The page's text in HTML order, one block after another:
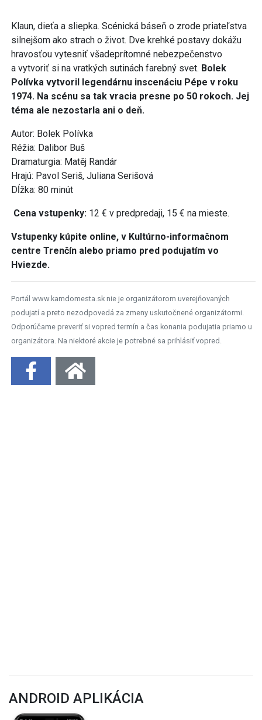
Klaun, dieťa a sliepka. Scénická báseň o zrode priateľstva
silnejšom ako strach o život. Dve krehké postavy dokážu
hravosťou vytesniť všadeprítomné nebezpečenstvo
a vytvoriť si na vratkých sutinách farebný svet. Bolek
Polívka vytvoril legendárnu inscenáciu Pépe v roku
1974. Na scénu sa tak vracia presne po 50 rokoch. Jej
téma ale nezostarla ani o deň.
Autor: Bolek Polívka
Réžia: Dalibor Buš
Dramaturgia: Matěj Randár
Hrajú: Pavol Seriš, Juliana Serišová
Dĺžka: 80 minút
Cena vstupenky: 12 € v predpredaji, 15 € na mieste.
Vstupenky kúpite online, v Kultúrno-informačnom
centre Trenčín alebo priamo pred podujatím vo
Hviezde.
Portál www.kamdomesta.sk nie je organizátorom uverejňovaných
podujatí a preto nezodpovedá za zmeny uskutočnené organizátormi.
Odporúčame preveriť si vopred termín a čas konania podujatia priamo u
organizátora. Na niektoré akcie je potrebné sa prihlásiť vopred.
ANDROID APLIKÁCIA